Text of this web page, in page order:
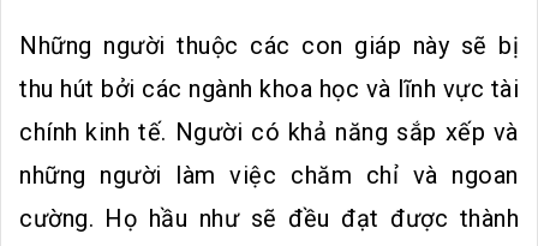
Những người thuộc các con giáp này sẽ bị
thu hút bởi các ngành khoa học và lĩnh vực tài
chính kinh tế. Người có khả năng sắp xếp và
những người làm việc chăm chỉ và ngoan
cường. Họ hầu như sẽ đều đạt được thành